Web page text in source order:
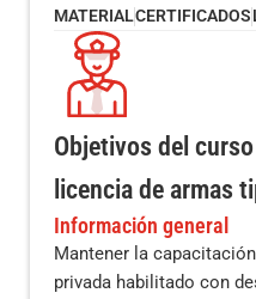
MATERIALCERTIFICADOS
Objetivos del
licencia de armas
Información general
Mantener la
privada habilitado con